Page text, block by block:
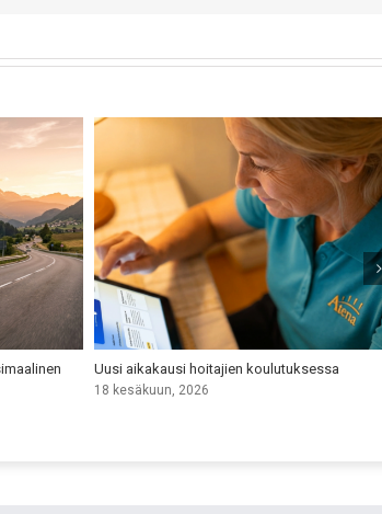
Uusi aikakausi hoitajien koulutuksessa
18 kesäkuun, 2026